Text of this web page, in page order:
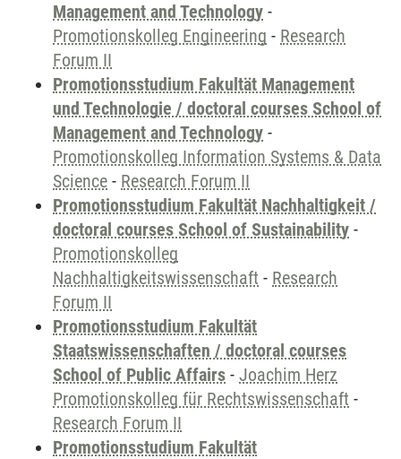
Management and Technology -
Promotionskolleg Engineering - Research
Forum II
Promotionsstudium Fakultät Management
und Technologie / doctoral courses School of
Management and Technology -
Promotionskolleg Information Systems & Data
Science - Research Forum II
Promotionsstudium Fakultät Nachhaltigkeit /
doctoral courses School of Sustainability -
Promotionskolleg
Nachhaltigkeitswissenschaft - Research
Forum II
Promotionsstudium Fakultät
Staatswissenschaften / doctoral courses
School of Public Affairs - Joachim Herz
Promotionskolleg für Rechtswissenschaft -
Research Forum II
Promotionsstudium Fakultät